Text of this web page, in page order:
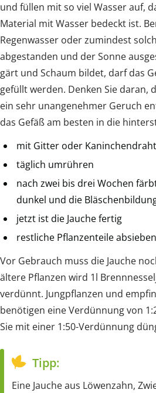
und füllen mit so viel Wasser auf,
Material mit Wasser bedeckt ist.
Regenwasser oder zumindest
abgestanden und der Sonne
gärt und Schaum bildet, darf das
gefüllt werden. Denken Sie daran,
ein sehr unangenehmer Geruch
das Gefäß am besten in die
mit Gitter oder
täglich umrühren
nach zwei bis drei Wochen
dunkel und die
jetzt ist die Jauche fertig
restliche Pflanzenteile absieben
Vor Gebrauch muss die Jauche
ältere Pflanzen wird 1l
verdünnt. Jungpflanzen und
benötigen eine Verdünnung von
Sie mit einer 1:50-Verdünnung
Tipp:
Eine Jauche aus Löwenzahn,